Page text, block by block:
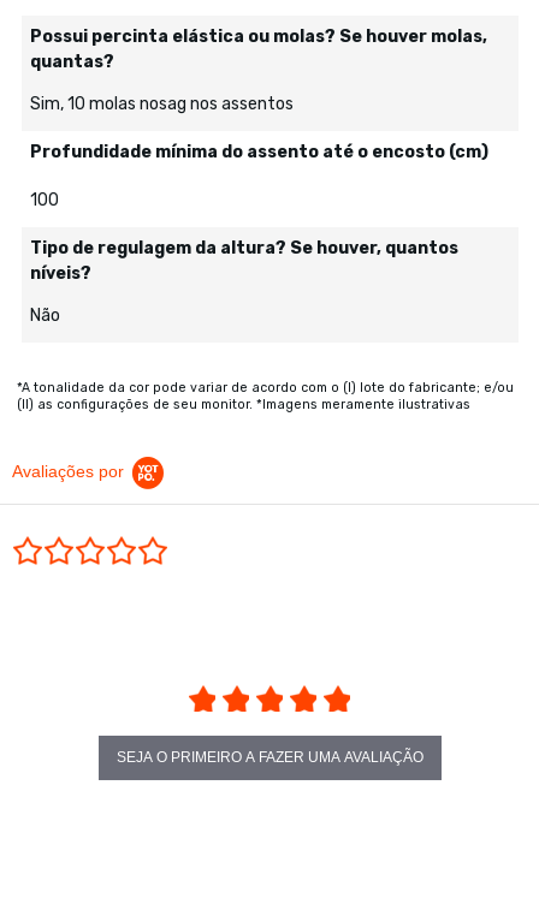
Possui percinta elástica ou molas? Se houver molas,
quantas?
Sim, 10 molas nosag nos assentos
Profundidade mínima do assento até o encosto (cm)
100
Tipo de regulagem da altura? Se houver, quantos
níveis?
Não
*A tonalidade da cor pode variar de acordo com o (I) lote do fabricante; e/ou
(II) as configurações de seu monitor. *Imagens meramente ilustrativas
Avaliações por
SEJA O PRIMEIRO A FAZER UMA AVALIAÇÃO